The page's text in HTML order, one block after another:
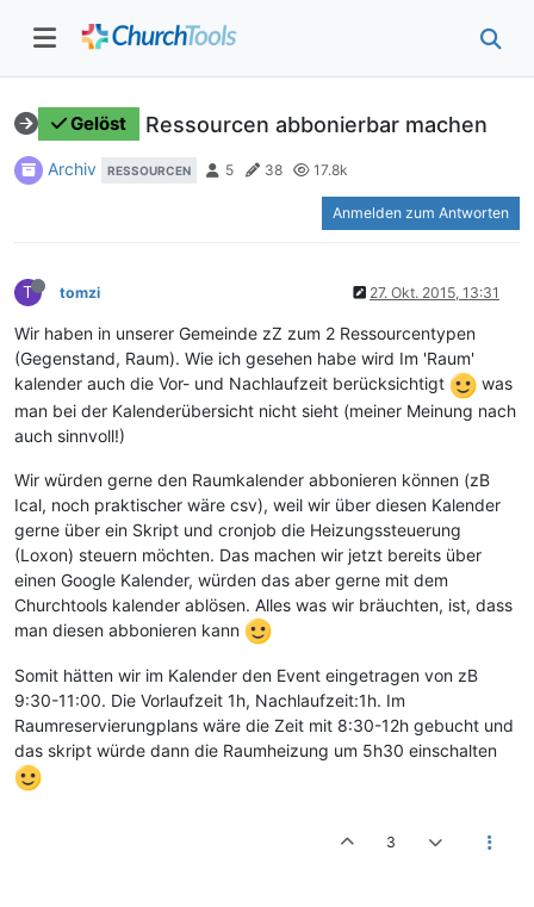
Gelöst Ressourcen abbonierbar machen
Archiv RESSOURCEN 5 38 17.8k
Anmelden zum Antworten
T tomzi 27. Okt. 2015, 13:31
Wir haben in unserer Gemeinde zZ zum 2 Ressourcentypen
(Gegenstand, Raum). Wie ich gesehen habe wird Im 'Raum'
kalender auch die Vor- und Nachlaufzeit berücksichtigt
was
man bei der Kalenderübersicht nicht sieht (meiner Meinung nach
auch sinnvoll!)
Wir würden gerne den Raumkalender abbonieren können (zB
Ical, noch praktischer wäre csv), weil wir über diesen Kalender
gerne über ein Skript und cronjob die Heizungssteuerung
(Loxon) steuern möchten. Das machen wir jetzt bereits über
einen Google Kalender, würden das aber gerne mit dem
Churchtools kalender ablösen. Alles was wir bräuchten, ist, dass
man diesen abbonieren kann
Somit hätten wir im Kalender den Event eingetragen von zB
9:30-11:00. Die Vorlaufzeit 1h, Nachlaufzeit:1h. Im
Raumreservierungplans wäre die Zeit mit 8:30-12h gebucht und
das skript würde dann die Raumheizung um 5h30 einschalten
3